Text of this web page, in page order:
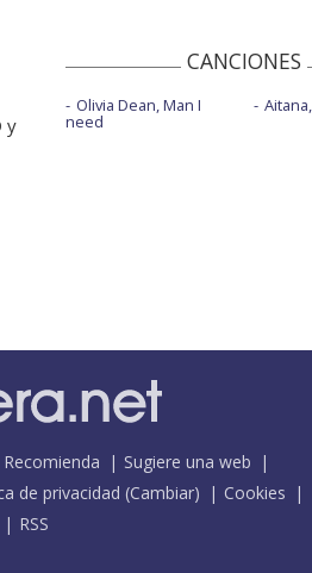
y
CANCIONES
Olivia Dean, Man I
need
Recomienda
Sugiere una web
de privacidad (Cambiar)
Cookies
RSS